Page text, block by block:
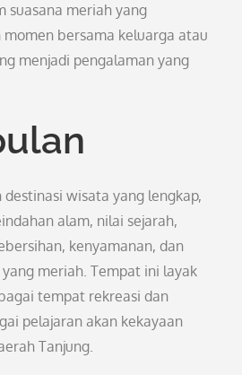
suasana meriah yang
momen bersama keluarga atau
menjadi pengalaman yang
destinasi wisata yang lengkap,
alam, nilai sejarah,
kenyamanan, dan
meriah. Tempat ini layak
tempat rekreasi dan
pelajaran akan kekayaan
Tanjung.